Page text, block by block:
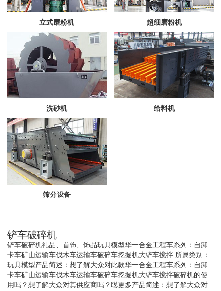
立式磨粉机 超细磨粉机
洗砂机 给料机
筛分设备
铲车破碎机
铲车破碎机礼品、首饰、饰品玩具模型华一合金工程车系列：自卸
卡车矿山运输车伐木车运输车破碎车挖掘机大铲车搅拌.所属类别：
玩具模型产品简述：想了解大众对此款华一合金工程车系列：自卸
卡车矿山运输车伐木车运输车破碎车挖掘机大铲车搅拌破碎机的使
用吗？想了解大众对其供应商吗？聪更多产品简述：想了解大众对